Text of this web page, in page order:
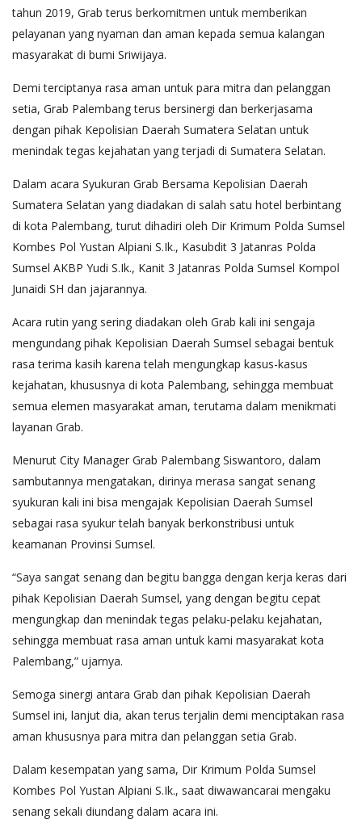
tahun 2019, Grab terus berkomitmen untuk memberikan
pelayanan yang nyaman dan aman kepada semua kalangan
masyarakat di bumi Sriwijaya.
Demi terciptanya rasa aman untuk para mitra dan pelanggan
setia, Grab Palembang terus bersinergi dan berkerjasama
dengan pihak Kepolisian Daerah Sumatera Selatan untuk
menindak tegas kejahatan yang terjadi di Sumatera Selatan.
Dalam acara Syukuran Grab Bersama Kepolisian Daerah
Sumatera Selatan yang diadakan di salah satu hotel berbintang
di kota Palembang, turut dihadiri oleh Dir Krimum Polda Sumsel
Kombes Pol Yustan Alpiani S.Ik., Kasubdit 3 Jatanras Polda
Sumsel AKBP Yudi S.Ik., Kanit 3 Jatanras Polda Sumsel Kompol
Junaidi SH dan jajarannya.
Acara rutin yang sering diadakan oleh Grab kali ini sengaja
mengundang pihak Kepolisian Daerah Sumsel sebagai bentuk
rasa terima kasih karena telah mengungkap kasus-kasus
kejahatan, khususnya di kota Palembang, sehingga membuat
semua elemen masyarakat aman, terutama dalam menikmati
layanan Grab.
Menurut City Manager Grab Palembang Siswantoro, dalam
sambutannya mengatakan, dirinya merasa sangat senang
syukuran kali ini bisa mengajak Kepolisian Daerah Sumsel
sebagai rasa syukur telah banyak berkonstribusi untuk
keamanan Provinsi Sumsel.
“Saya sangat senang dan begitu bangga dengan kerja keras dari
pihak Kepolisian Daerah Sumsel, yang dengan begitu cepat
mengungkap dan menindak tegas pelaku-pelaku kejahatan,
sehingga membuat rasa aman untuk kami masyarakat kota
Palembang,” ujarnya.
Semoga sinergi antara Grab dan pihak Kepolisian Daerah
Sumsel ini, lanjut dia, akan terus terjalin demi menciptakan rasa
aman khususnya para mitra dan pelanggan setia Grab.
Dalam kesempatan yang sama, Dir Krimum Polda Sumsel
Kombes Pol Yustan Alpiani S.Ik., saat diwawancarai mengaku
senang sekali diundang dalam acara ini.